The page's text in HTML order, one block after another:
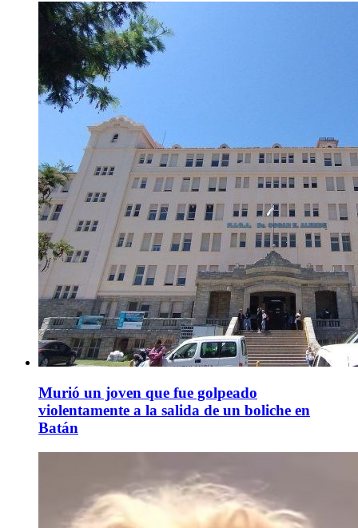
Murió un joven que fue golpeado
violentamente a la salida de un boliche en
Batán